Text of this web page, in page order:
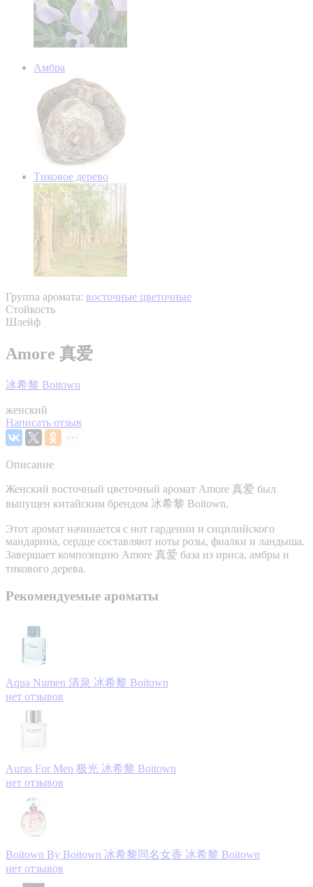
Амбра
Тиковое дерево
Группа аромата: восточные цветочные
Стойкость
Шлейф
Amore 真爱
冰希黎 Boitown
женский
Написать отзыв
Описание
Женский восточный цветочный аромат Amore 真爱 был
выпущен китайским брендом 冰希黎 Boitown.
Этот аромат начинается с нот гардении и сицилийского
мандарина, сердце составляют ноты розы, фиалки и ландыша.
Завершает композицию Amore 真爱 база из ириса, амбры и
тикового дерева.
Рекомендуемые ароматы
Aqua Numen 清泉 冰希黎 Boitown
нет отзывов
Auras For Men 极光 冰希黎 Boitown
нет отзывов
Boitown By Boitown 冰希黎同名女香 冰希黎 Boitown
нет отзывов